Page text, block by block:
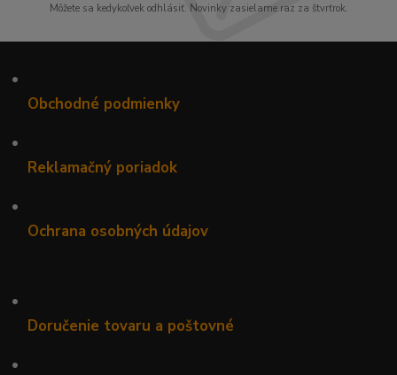
Môžete sa kedykoľvek odhlásiť. Novinky zasielame raz za štvrťrok.
•
Obchodné podmienky
•
Reklamačný poriadok
•
Ochrana osobných údajov
•
Doručenie tovaru a poštovné
•